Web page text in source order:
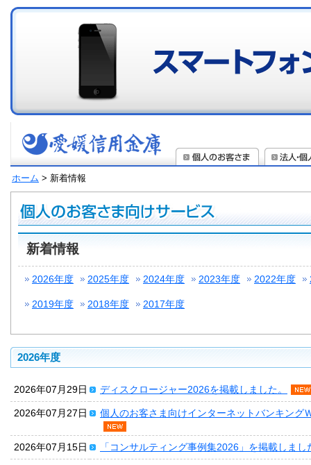
ホーム > 新着情報
新着情報
2026年度 2025年度 2024年度 2023年度 2022年度
2019年度 2018年度 2017年度
2026年度
2026年07月29日 ディスクロージャー2026を掲載しました。
2026年07月27日 個人のお客さま向けインターネットバンキング
2026年07月15日 「コンサルティング事例集2026」を掲載しまし